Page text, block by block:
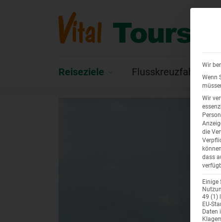
Reiseziele Flusskreuzfahrten
Wir
Wenn
Wir
die
dass
Einige
49 (1)
EU-
Daten